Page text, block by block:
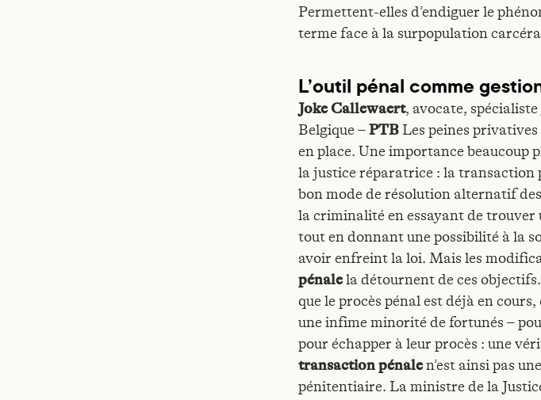
Permettent-elles d’endiguer le
terme face à la surpopulation
L’outil pénal comme
Joke Callewaert, avocate,
Belgique –PTBLes peines
en place. Une importance beaucoup
la justice réparatrice : la transaction
bon mode de résolution alternatif
la criminalité en essayant de
tout en donnant une possibilité à la
avoir enfreint la loi. Mais les
pénalela détournent de ces
que le procès pénal est déjà en
une infime minorité de fortunés –
pour échapper à leur procès : une
transaction pénalen’est ainsi pas
pénitentiaire. La ministre de la